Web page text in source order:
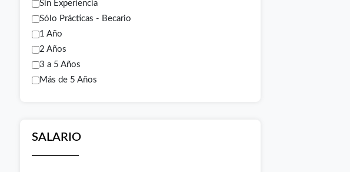
Sin Experiencia
Sólo Prácticas - Becario
1 Año
2 Años
3 a 5 Años
Más de 5 Años
SALARIO